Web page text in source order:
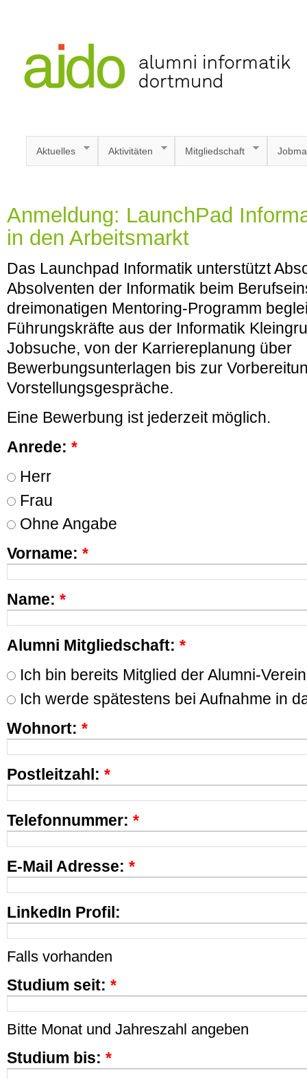
Aktuelles Aktivitäten Mitgliedschaft
Anmeldung: LaunchPad
in den Arbeitsmarkt
Das Launchpad Informatik unterstützt
Absolventen der Informatik beim
dreimonatigen Mentoring-Programm
Führungskräfte aus der Informatik
Jobsuche, von der Karriereplanung über
Bewerbungsunterlagen bis zur
Vorstellungsgespräche.
Eine Bewerbung ist jederzeit möglich.
Anrede: *
Herr
Frau
Ohne Angabe
Vorname: *
Name: *
Alumni Mitgliedschaft: *
Ich bin bereits Mitglied der Alumni-
Ich werde spätestens bei Aufnahme in
Wohnort: *
Postleitzahl: *
Telefonnummer: *
E-Mail Adresse: *
LinkedIn Profil:
Falls vorhanden
Studium seit: *
Bitte Monat und Jahreszahl angeben
Studium bis: *